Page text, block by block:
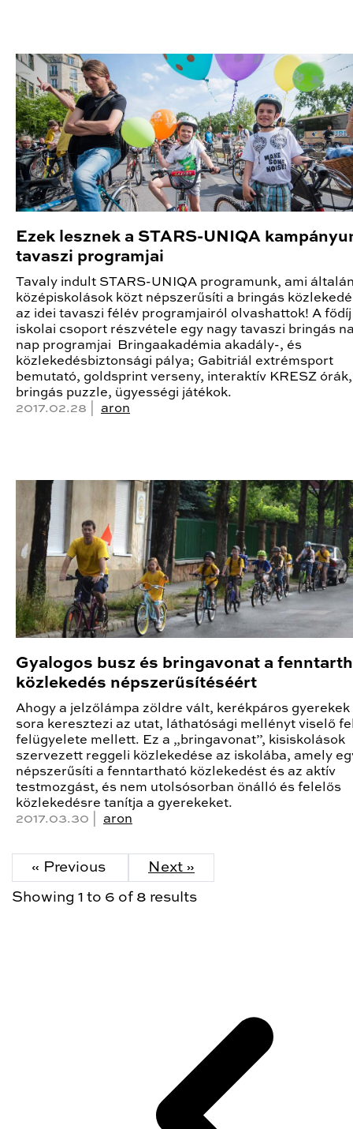
Ezek lesznek a STARS-UNIQA
tavaszi programjai
Tavaly indult STARS-UNIQA programunk, ami
középiskolások közt népszerűsíti a bringás
az idei tavaszi félév programjairól olvashattok! A
iskolai csoport részvétele egy nagy tavaszi bringás
nap programjai Bringaakadémia akadály-, és
közlekedésbiztonsági pálya; Gabitriál extrémsport
bemutató, goldsprint verseny, interaktív KRESZ
bringás puzzle, ügyességi játékok.
2017.02.28 | aron
Gyalogos busz és bringavonat a
közlekedés népszerűsítéséért
Ahogy a jelzőlámpa zöldre vált, kerékpáros gyerekek
sora keresztezi az utat, láthatósági mellényt viselő
felügyelete mellett. Ez a „bringavonat”, kisiskolások
szervezett reggeli közlekedése az iskolába, amely
népszerűsíti a fenntartható közlekedést és az aktív
testmozgást, és nem utolsósorban önálló és felelős
közlekedésre tanítja a gyerekeket.
2017.03.30 | aron
« Previous Next »
Showing 1 to 6 of 8 results